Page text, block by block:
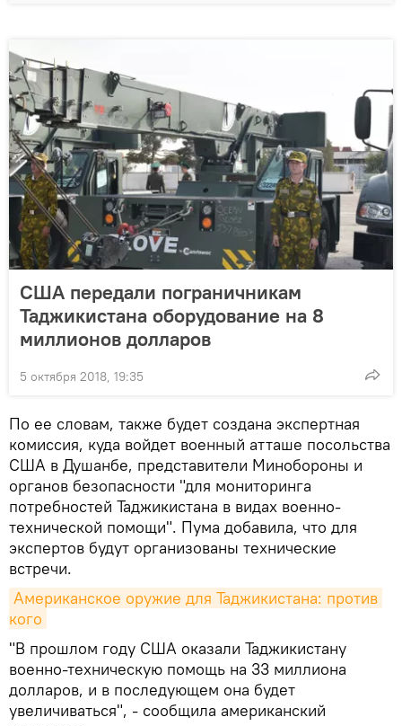
США передали пограничникам
Таджикистана оборудование на 8
миллионов долларов
5 октября 2018, 19:35
По ее словам, также будет создана экспертная
комиссия, куда войдет военный атташе посольства
США в Душанбе, представители Минобороны и
органов безопасности "для мониторинга
потребностей Таджикистана в видах военно-
технической помощи". Пума добавила, что для
экспертов будут организованы технические
встречи.
Американское оружие для Таджикистана: против
кого
"В прошлом году США оказали Таджикистану
военно-техническую помощь на 33 миллиона
долларов, и в последующем она будет
увеличиваться", - сообщила американский